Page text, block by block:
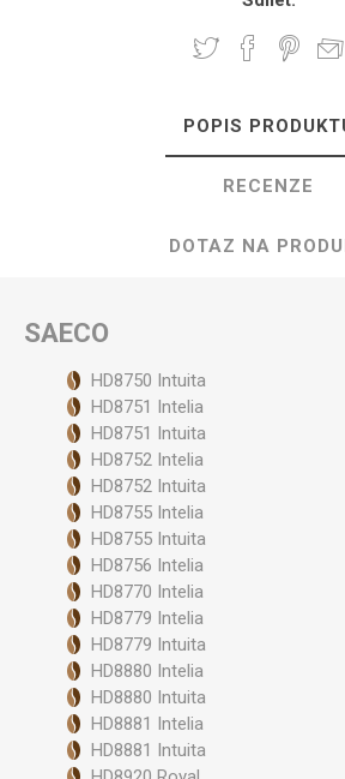
POPIS
RECENZE
DOTAZ NA
SAECO
HD8750 Intuita
HD8751 Intelia
HD8751 Intuita
HD8752 Intelia
HD8752 Intuita
HD8755 Intelia
HD8755 Intuita
HD8756 Intelia
HD8770 Intelia
HD8779 Intelia
HD8779 Intuita
HD8880 Intelia
HD8880 Intuita
HD8881 Intelia
HD8881 Intuita